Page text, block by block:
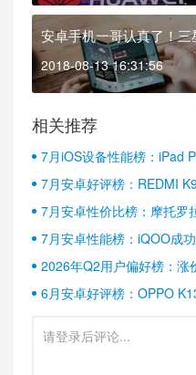
安卓手机一哥认真了！
机
2018-08-13 16:31:56
相关推荐
7月iOS设备性能榜：iPad
7月安卓好评榜：REDMI
半壁江山
7月安卓性价比榜：摩托罗
7月安卓性能榜：iQOO成
2026年Q2用户偏好榜：涨
6月安卓好评榜：OPPO